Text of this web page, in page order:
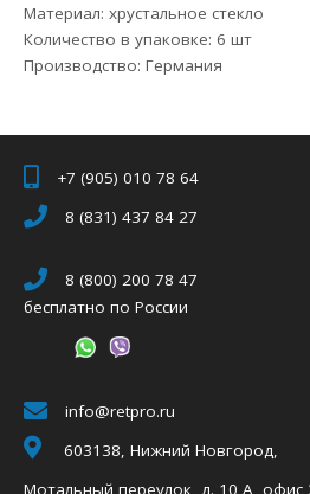
Материал: хрустальное стекло
Количество в упаковке: 6 шт
Производство: Германия
+7 (905) 010 78 64
8 (831) 437 84 27
8 (800) 200 78 47
бесплатно по России
info@retpro.ru
603138, Нижний Новгород,
Мотальный переулок, д. 10 А, офис